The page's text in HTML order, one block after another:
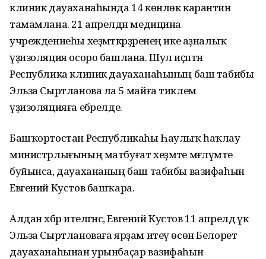
клиник дауаханаһында 14 көнлөк карантин
тамамлана. 21 апрелдән медицина
учреждениеһы хеҙмәткәрҙәренең ике аҙналыҡ
үҙизоляция осоро башлана. Шул иҫәптән
Республика клиник дауаханаһының баш табибы
Эльза Сыртланова ла 5 майға тиклем
үҙизоляцияға ебәрелде.
Башҡортостан Республикаһы Һаулыҡ һаҡлау
министрлығының матбуғат хеҙмәте мәғлүмәте
буйынса, дауахананың баш табибы вазифаһын
Евгений Кустов башҡара.
Алдан хәбәр ителгәнсә, Евгений Кустов 11 апрелдә үк
Эльза Сыртлановаға ярҙам итеү өсөн Белорет
дауаханаһынан урынбаҫар вазифаһын